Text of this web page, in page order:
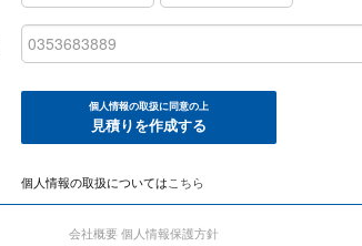
個人情報の取扱に同意の上
見積りを作成する
個人情報の取扱についてはこちら
会社概要 個人情報保護方針